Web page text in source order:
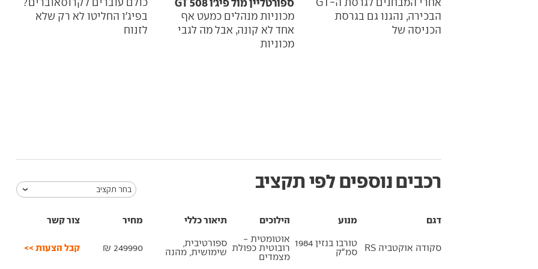
הבכירה, נהגנו גם בגרסת
הכניסה של
מכוניות מנהלים כמעט אף
אחד לא קונה, אבל מה לגבי
מכוניות
בפיג'ו החליטו לא רק שלא
לזנוח
רכבים נוספים לפי תקציב בחר תקציב
דגם מנוע הילוכים תיאור כללי מחיר צור קשר
סקודה אוקטביה RS טורבו בנזין 1984
סמ״ק
אוטומטית -
רובוטית כפולת
מצמדים
ספורטיבית,
שימושית, מהנה 249990 ₪ קבל הצעות >>